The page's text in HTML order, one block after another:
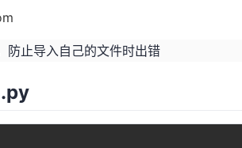
防止导入自己的文件时出错